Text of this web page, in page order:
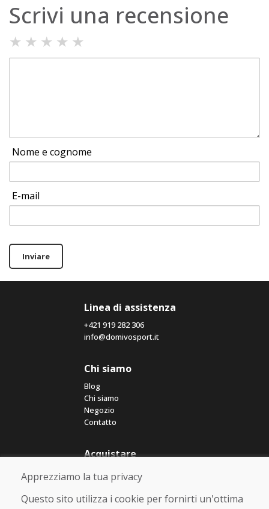
Scrivi una recensione
★ ★ ★ ★ ★
Nome e cognome
E-mail
Inviare
Linea di assistenza
+421 919 282 306
info@domivosport.it
Chi siamo
Blog
Chi siamo
Negozio
Contatto
Acquistare
Negozio online
Termini e condizioni commerciali
Spedizione e pagamento
Apprezziamo la tua privacy
Questo sito utilizza i cookie per fornirti un'ottima